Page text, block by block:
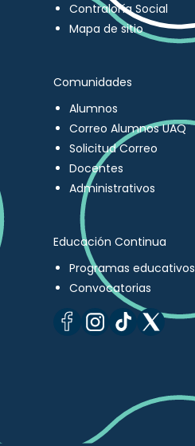
Contraloría Social
Mapa de sitio
Comunidades
Alumnos
Correo Alumnos UAQ
Solicitud Correo
Docentes
Administrativos
Educación Continua
Programas educativos
Convocatorias